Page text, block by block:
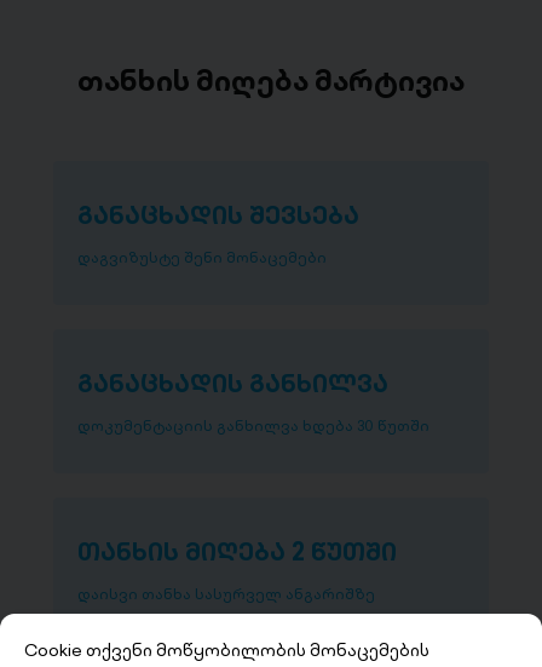
თანხის მიღება მარტივია
განაცხადის შევსება
დაგვიზუსტე შენი მონაცემები
განაცხადის განხილვა
დოკუმენტაციის განხილვა ხდება 30 წუთში
თანხის მიღება 2 წუთში
დაისვი თანხა სასურველ ანგარიშზე
Cookie თქვენი მოწყობილობის მონაცემების